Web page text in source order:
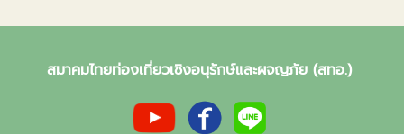
สมาคมไทยท่องเที่ยวเชิงอนุรักษ์และผจญภัย (สทอ.)